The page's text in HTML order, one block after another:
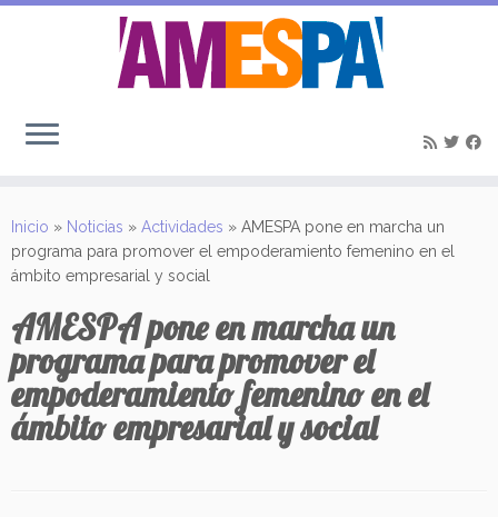
contenido
Inicio » Noticias » Actividades » AMESPA pone en marcha un
programa para promover el empoderamiento femenino en el
ámbito empresarial y social
AMESPA pone en marcha un
programa para promover el
empoderamiento femenino en el
ámbito empresarial y social